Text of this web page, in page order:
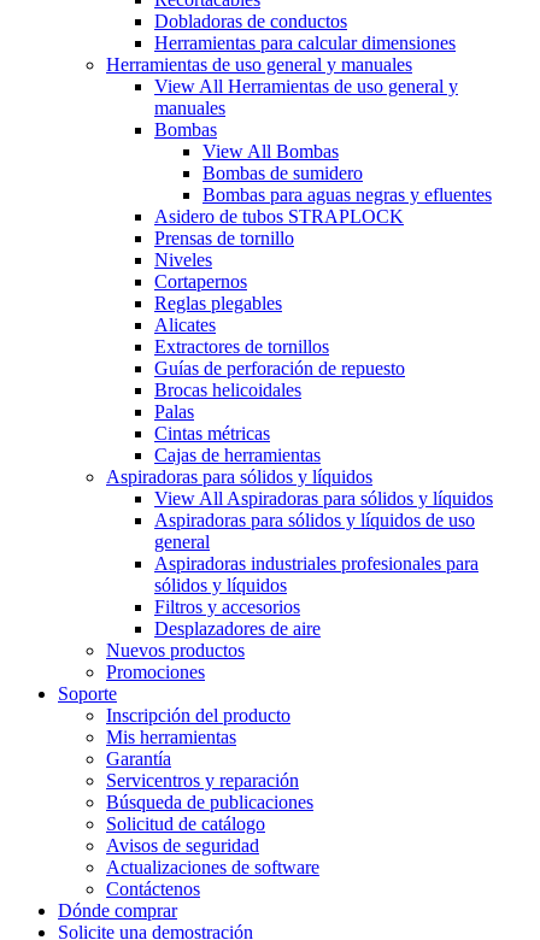
Dobladoras de conductos
Herramientas para calcular dimensiones
Herramientas de uso general y manuales
View All Herramientas de uso general y
manuales
Bombas
View All Bombas
Bombas de sumidero
Bombas para aguas negras y efluentes
Asidero de tubos STRAPLOCK
Prensas de tornillo
Niveles
Cortapernos
Reglas plegables
Alicates
Extractores de tornillos
Guías de perforación de repuesto
Brocas helicoidales
Palas
Cintas métricas
Cajas de herramientas
Aspiradoras para sólidos y líquidos
View All Aspiradoras para sólidos y líquidos
Aspiradoras para sólidos y líquidos de uso
general
Aspiradoras industriales profesionales para
sólidos y líquidos
Filtros y accesorios
Desplazadores de aire
Nuevos productos
Promociones
Soporte
Inscripción del producto
Mis herramientas
Garantía
Servicentros y reparación
Búsqueda de publicaciones
Solicitud de catálogo
Avisos de seguridad
Actualizaciones de software
Contáctenos
Dónde comprar
Solicite una demostración